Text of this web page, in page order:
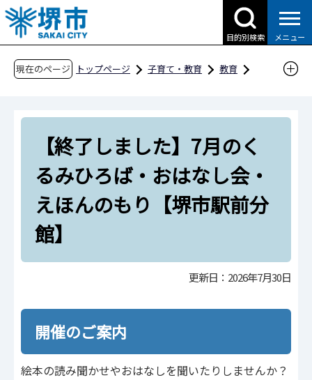
こ
の
ペ
目的別検索 メニュー
現在のページ トップページ 子育て・教育
教育
【終了しました】7月のくるみひろば・おはな
し会・えほんのもり【堺市駅前分館】
【終了しました】7月のく
るみひろば・おはなし会・
えほんのもり【堺市駅前分
館】
更新日：2026年7月30日
開催のご案内
絵本の読み聞かせやおはなしを聞いたりしませんか？